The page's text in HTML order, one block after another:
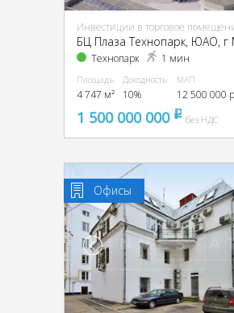
Инвестиции в торговое
Технопарк 1 мин
Площадь
4 747 м²
Доходность
10%
МАП
12 500 000
1 500 000 000 pуббез НДС
Офисы